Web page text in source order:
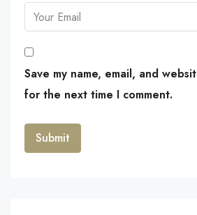
Save my name, email, and
for the next time I comment.